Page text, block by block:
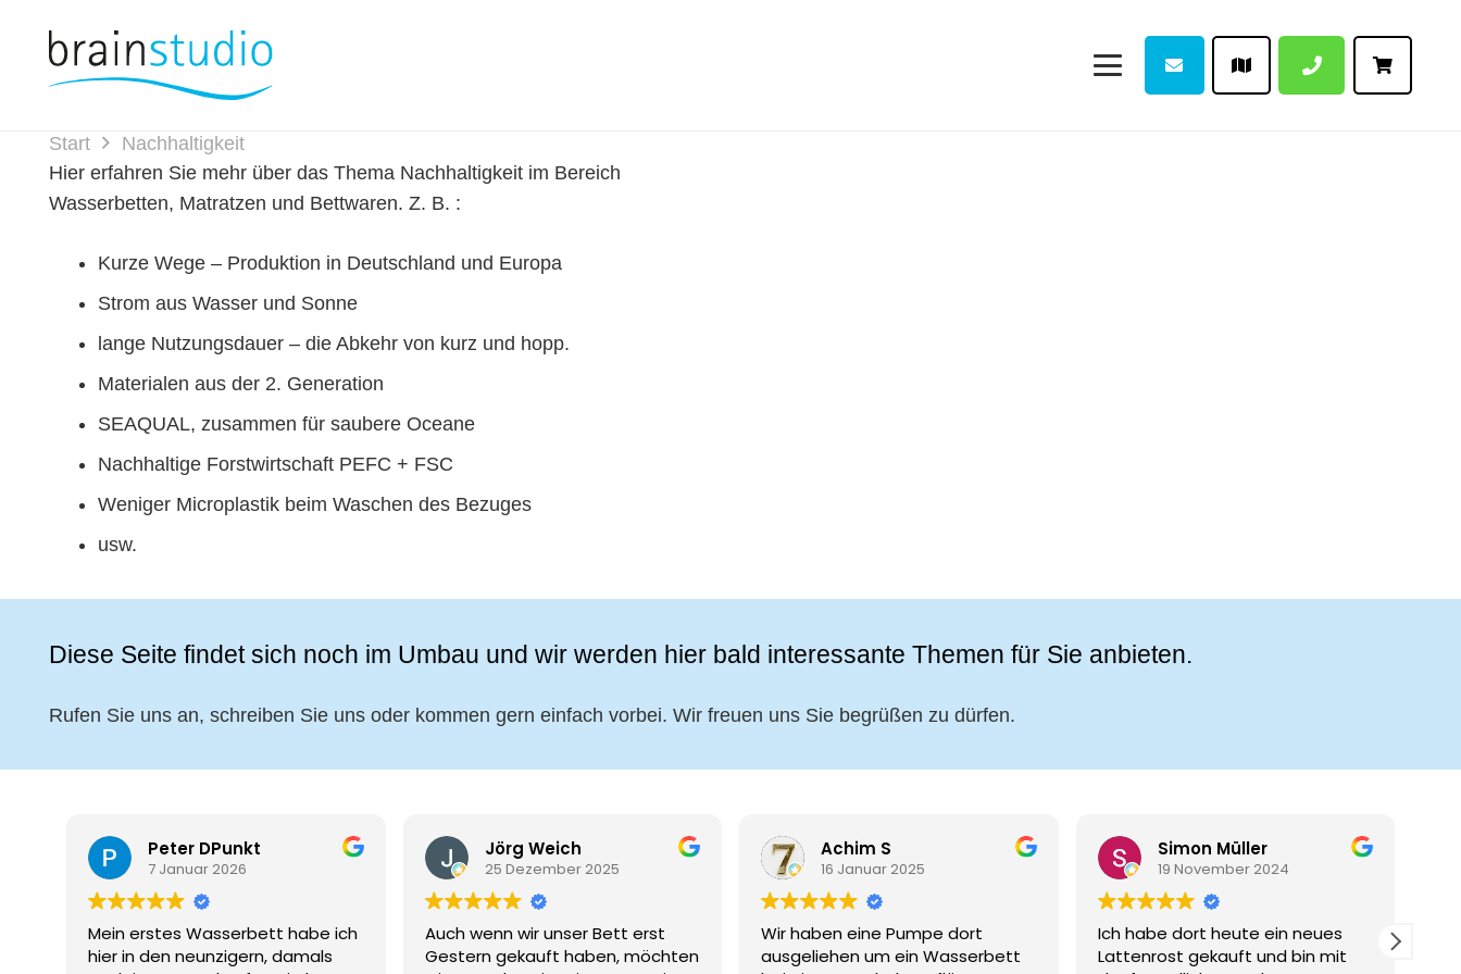
Start
Nachhaltigkeit
Hier erfahren Sie mehr über das Thema Nachhaltigkeit im Bereich
Wasserbetten, Matratzen und Bettwaren. Z. B. :
Kurze Wege – Produktion in Deutschland und Europa
Strom aus Wasser und Sonne
lange Nutzungsdauer – die Abkehr von kurz und hopp.
Materialen aus der 2. Generation
SEAQUAL, zusammen für saubere Oceane
Nachhaltige Forstwirtschaft PEFC + FSC
Weniger Microplastik beim Waschen des Bezuges
usw.
Diese Seite findet sich noch im Umbau und wir werden hier bald interessante Themen für Sie anbieten.
Rufen Sie uns an, schreiben Sie uns oder kommen gern einfach vorbei. Wir freuen uns Sie begrüßen zu dürfen.
Peter DPunkt
7 Januar 2026
Mein erstes Wasserbett habe ich
hier in den neunzigern, damals
Jörg Weich
25 Dezember 2025
Auch wenn wir unser Bett erst
Gestern gekauft haben, möchten
Achim S
16 Januar 2025
Wir haben eine Pumpe dort
ausgeliehen um ein Wasserbett
Simon Müller
19 November 2024
Ich habe dort heute ein neues
Lattenrost gekauft und bin mit